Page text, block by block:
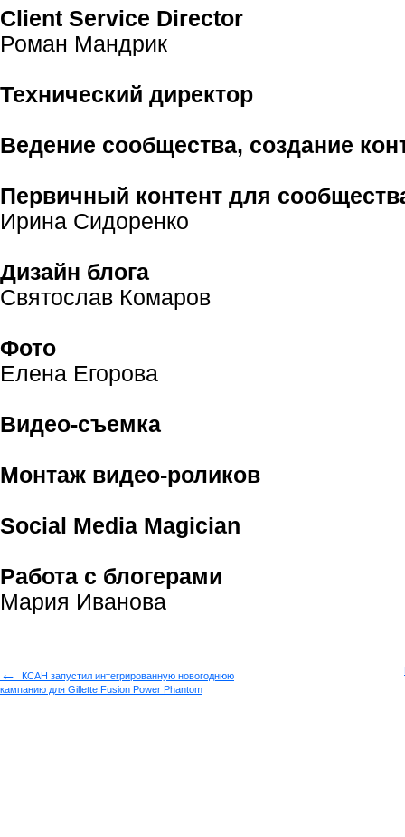
Client Service Director
Роман Мандрик
Технический директор
Ведение сообщества, создание
Первичный контент для
Ирина Сидоренко
Дизайн блога
Святослав Комаров
Фото
Елена Егорова
Видео-съемка
Монтаж видео-роликов
Social Media Magician
Работа с блогерами
Мария Иванова
←
КСАН запустил интегрированную новогоднюю
кампанию для Gillette Fusion Power Phantom